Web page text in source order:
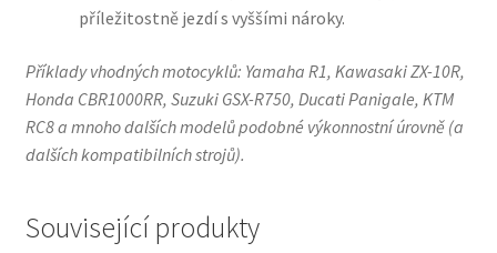
příležitostně jezdí s vyššími nároky.
Příklady vhodných motocyklů: Yamaha R1, Kawasaki ZX-10R,
Honda CBR1000RR, Suzuki GSX-R750, Ducati Panigale, KTM
RC8 a mnoho dalších modelů podobné výkonnostní úrovně (a
dalších kompatibilních strojů).
Související produkty